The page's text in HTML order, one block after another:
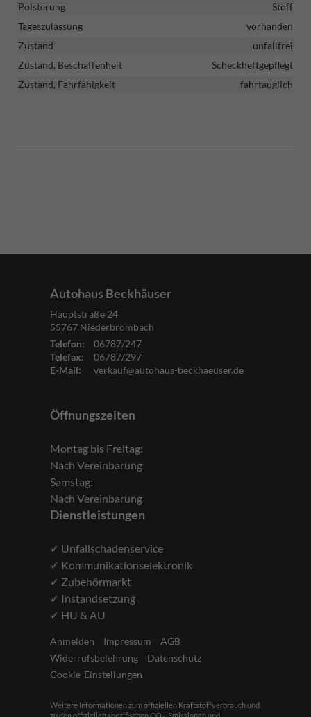
Polsterung
Stoff
Tageszulassung
vorhanden
Zustand
unfallfrei
Zustand, Beschaffenheit
Scheckheftgepflegt
Zustand, Fahrfähigkeit
fahrtauglich
Autohaus Beckhäuser
Hauptstraße 24
55767 Niederbrombach
Telefon:
06787/247
Telefax:
06787/297
E-Mail:
verkauf@autohaus-beckhaeuser.de
Öffnungszeiten
Montag bis Freitag:
Nach Vereinbarung
Samstag:
Nach Vereinbarung
Dienstleistungen
✓ Unfallschadenservice
✓ Kommunikationselektronik
✓ Zubehörmarkt
✓ Instandsetzung
✓ HU & AU
Anmelden Impressum
AGB
Widerrufsbelehrung
Datenschutz
Cookie-Einstellungen
Weitere Informationen zum offiziellen Kraftstoffverbrauch und